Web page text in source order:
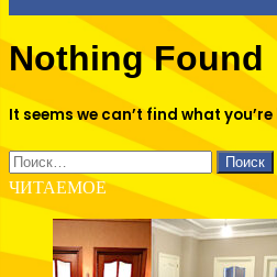
for
Nothing Found
It seems we can’t find what
Найти:
ЧИТАЕМОЕ